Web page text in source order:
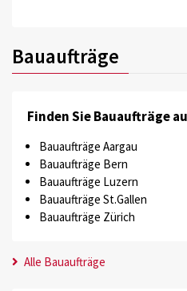
Bauaufträge
Finden Sie Bauaufträge
Bauaufträge Aargau
Bauaufträge Bern
Bauaufträge Luzern
Bauaufträge St.Gallen
Bauaufträge Zürich
Alle Bauaufträge